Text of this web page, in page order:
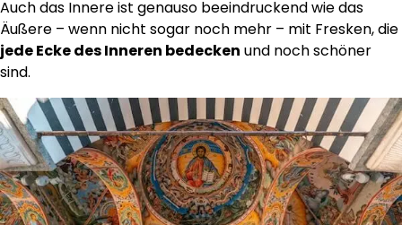
Auch das Innere ist genauso beeindruckend wie das
Äußere – wenn nicht sogar noch mehr – mit Fresken, die
jede Ecke des Inneren bedecken und noch schöner
sind.